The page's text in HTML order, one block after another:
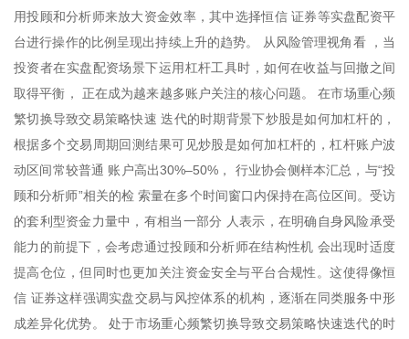
用投顾和分析师来放大资金效率，其中选择恒信 证券等实盘配资平
台进行操作的比例呈现出持续上升的趋势。 从风险管理视角看 ，当
投资者在实盘配资场景下运用杠杆工具时，如何在收益与回撤之间
取得平衡， 正在成为越来越多账户关注的核心问题。 在市场重心频
繁切换导致交易策略快速 迭代的时期背景下炒股是如何加杠杆的，
根据多个交易周期回测结果可见炒股是如何加杠杆的，杠杆账户波
动区间常较普通 账户高出30%–50%， 行业协会侧样本汇总，与“投
顾和分析师”相关的检 索量在多个时间窗口内保持在高位区间。受访
的套利型资金力量中，有相当一部分 人表示，在明确自身风险承受
能力的前提下，会考虑通过投顾和分析师在结构性机 会出现时适度
提高仓位，但同时也更加关注资金安全与平台合规性。这使得像恒
信 证券这样强调实盘交易与风控体系的机构，逐渐在同类服务中形
成差异化优势。 处于市场重心频繁切换导致交易策略快速迭代的时